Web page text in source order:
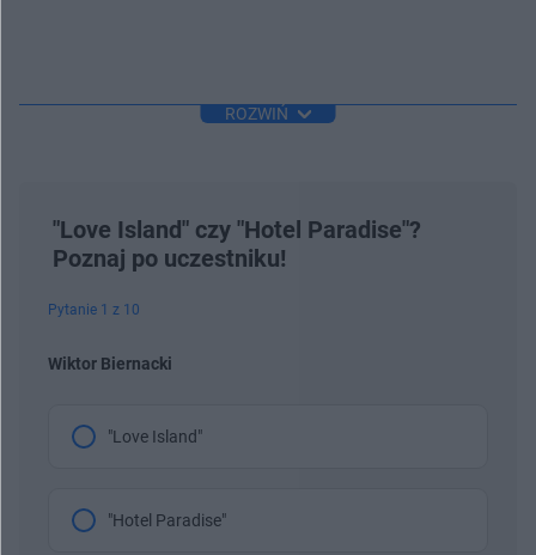
ROZWIŃ
"Love Island" czy "Hotel Paradise"?
Poznaj po uczestniku!
Pytanie 1 z 10
Wiktor Biernacki
"Love Island"
"Hotel Paradise"